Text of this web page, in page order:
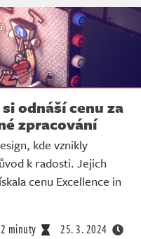
odnáší cenu za
zpracování
kde vznikly
k radosti. Jejich
cenu Excellence in
2 minuty 25. 3. 2024